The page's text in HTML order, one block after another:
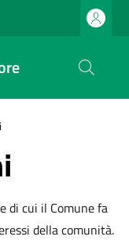
di cui il Comune fa
della comunità.